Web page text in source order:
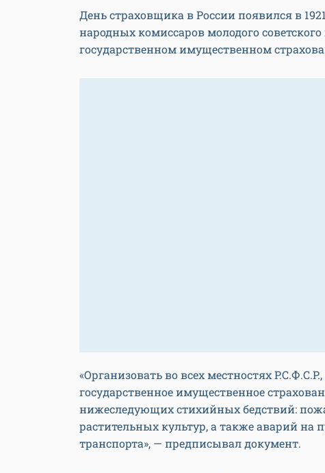
День страховщика в России появился в
народных комиссаров молодого
государственном имущественном
«Организовать во всех местностях
государственное имущественное
нижеследующих стихийных бедствий:
растительных культур, а также аварий на
транспорта», — предписывал документ.